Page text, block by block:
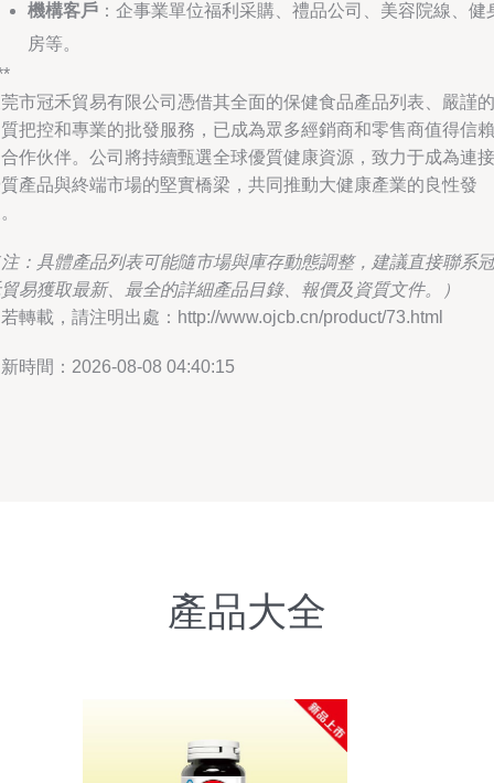
機構客戶 ：企事業單位福利采購、禮品公司、美容院線、健
房等。
市冠禾貿易有限公司憑借其全面的保健食品產品列表、嚴謹的
把控和專業的批發服務，已成為眾多經銷商和零售商值得信賴
作伙伴。公司將持續甄選全球優質健康資源，致力于成為連接
產品與終端市場的堅實橋梁，共同推動大健康產業的良性發
：具體產品列表可能隨市場與庫存動態調整，建議直接聯系冠
易獲取最新、最全的詳細產品目錄、報價及資質文件。）
轉載，請注明出處：http://www.ojcb.cn/product/73.html
時間：2026-08-08 04:40:15
產品大全